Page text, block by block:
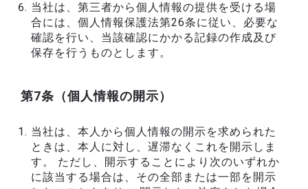
当社は、第三者から個人情報の提供を受ける場
合には、個人情報保護法第26条に従い、必要な
確認を行い、当該確認にかかる記録の作成及び
保存を行うものとします。
第7条（個人情報の開示）
当社は、本人から個人情報の開示を求められた
ときは、本人に対し、遅滞なくこれを開示しま
す。 ただし、開示することにより次のいずれか
に該当する場合は、その全部または一部を開示